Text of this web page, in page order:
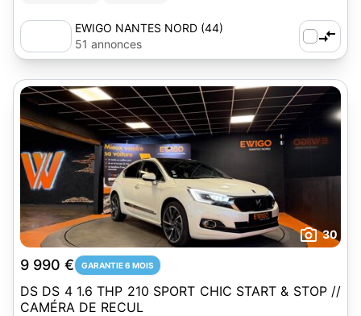
EWIGO NANTES NORD (44)
51 annonces
30
9 990 € GARANTIE 6 MOIS
DS DS 4 1.6 THP 210 SPORT CHIC START & STOP //
CAMÉRA DE RECUL